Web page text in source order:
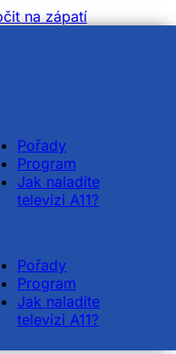
na zápatí
Pořady
Program
Jak naladíte
televizi A11?
Pořady
Program
Jak naladíte
televizi A11?